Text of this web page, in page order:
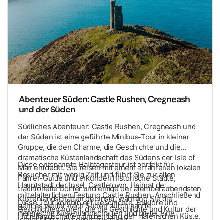
Abenteuer Süden: Castle Rushen, Cregneash
und der Süden
Südliches Abenteuer: Castle Rushen, Cregneash und
der Süden ist eine geführte Minibus-Tour in kleiner
Gruppe, die den Charme, die Geschichte und die
dramatische Küstenlandschaft des Südens der Isle of
Man entdeckt. Sie reisen mit einem erfahrenen lokalen
Fahrer-Guide und erkunden historische Städte,
traditionelle Dörfer und einige der atemberaubendsten
Küstenlandschaften der Insel, während Sie die
Geschichten hören, die die Geschichte und Kultur der
Diese entspannte Halbtagestour ist perfekt für
Besucher mit wenig Zeit und führt Sie zur alten
Hauptstadt der Insel, Castletown, Heimat der
mittelalterlichen Festung Castle Rushen. Anschließend
geht es weiter nach Süden durch sanfte
Hügellandschaften und entlang der malerischen Küste.
Diese Tour kombiniert Geschichte, Folklore und
malerische Küstenlandschaften und bietet eine